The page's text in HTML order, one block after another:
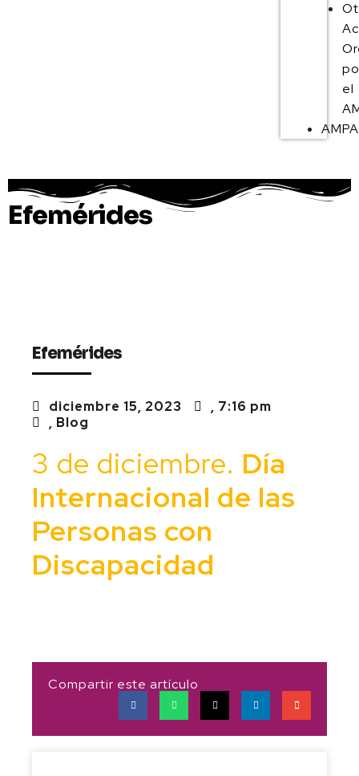
el
AMPA
Efemérides
Efemérides
diciembre 15, 2023 , 7:16 pm
, Blog
3 de diciembre. Día
Internacional de las
Personas con
Discapacidad
Compartir este artículo